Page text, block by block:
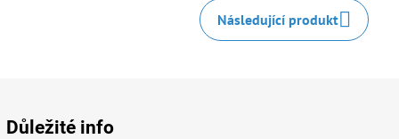
Následující produkt
Důležité info